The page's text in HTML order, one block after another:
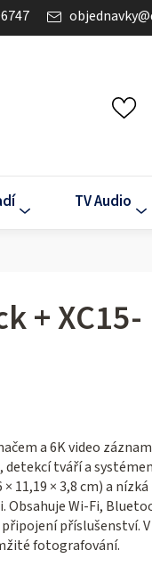
objednavky@
TV Audio
+ XC15-
a 6K video
tváří a
11,19 × 3,8 cm) a
Wi-Fi,
příslušenství.
fotografování.